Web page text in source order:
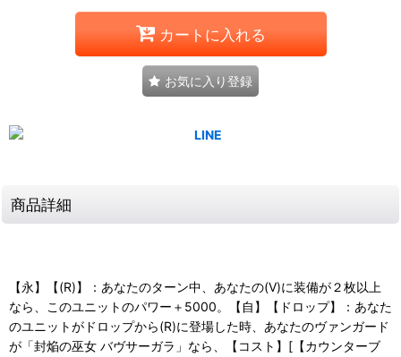
カートに入れる
お気に入り登録
商品詳細
【永】【(R)】：あなたのターン中、あなたの(V)に装備が２枚以上
なら、このユニットのパワー＋5000。【自】【ドロップ】：あなた
のユニットがドロップから(R)に登場した時、あなたのヴァンガード
が「封焔の巫女 バヴサーガラ」なら、【コスト】[【カウンターブ